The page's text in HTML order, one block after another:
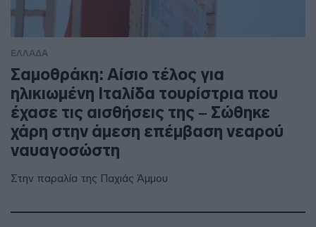
ΕΛΛΑΔΑ
Σαμοθράκη: Αίσιο τέλος για
ηλικιωμένη Ιταλίδα τουρίστρια που
έχασε τις αισθήσεις της – Σώθηκε
χάρη στην άμεση επέμβαση νεαρού
ναυαγοσώστη
Στην παραλία της Παχιάς Άμμου